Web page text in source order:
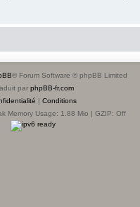
® Forum Software © phpBB Limited
par phpBB-fr.com
| Conditions
Memory Usage: 1.88 Mio | GZIP: Off